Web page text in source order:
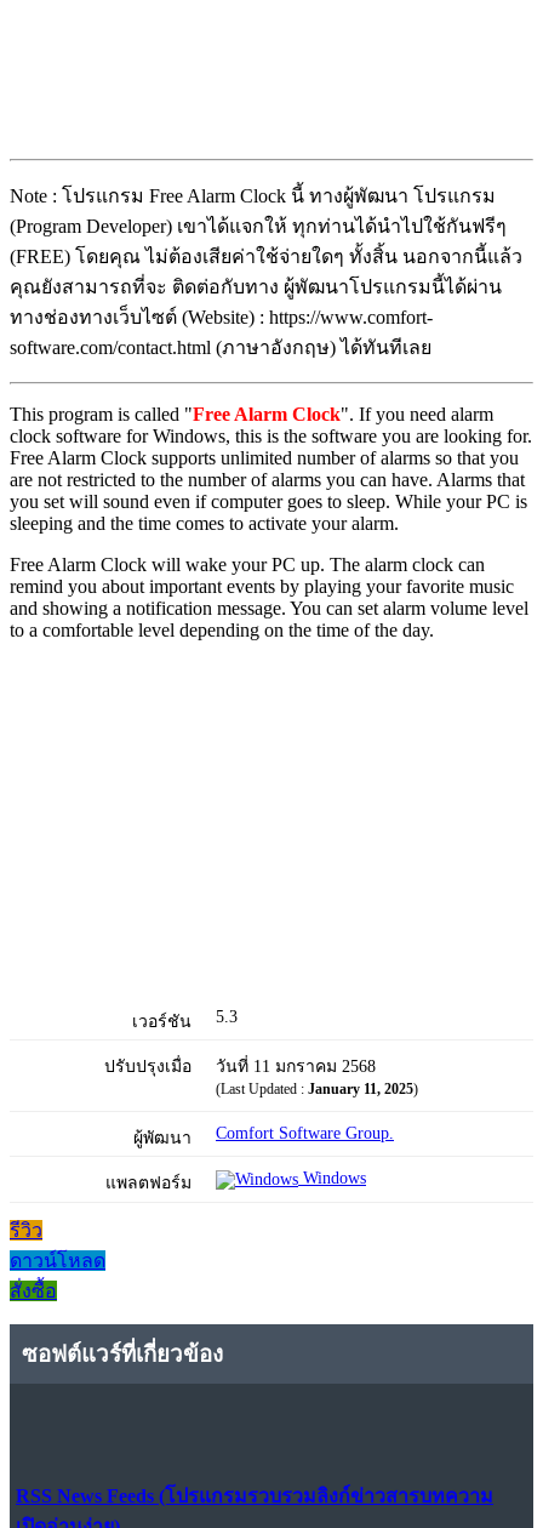
Note : โปรแกรม Free Alarm Clock นี้ ทางผู้พัฒนา โปรแกรม
(Program Developer) เขาได้แจกให้ ทุกท่านได้นำไปใช้กันฟรีๆ
(FREE) โดยคุณ ไม่ต้องเสียค่าใช้จ่ายใดๆ ทั้งสิ้น นอกจากนี้แล้ว
คุณยังสามารถที่จะ ติดต่อกับทาง ผู้พัฒนาโปรแกรมนี้ได้ผ่าน
ทางช่องทางเว็บไซต์ (Website) : https://www.comfort-
software.com/contact.html (ภาษาอังกฤษ) ได้ทันทีเลย
This program is called "Free Alarm Clock". If you need alarm
clock software for Windows, this is the software you are looking for.
Free Alarm Clock supports unlimited number of alarms so that you
are not restricted to the number of alarms you can have. Alarms that
you set will sound even if computer goes to sleep. While your PC is
sleeping and the time comes to activate your alarm.
Free Alarm Clock will wake your PC up. The alarm clock can
remind you about important events by playing your favorite music
and showing a notification message. You can set alarm volume level
to a comfortable level depending on the time of the day.
เวอร์ชัน 5.3
ปรับปรุงเมื่อ วันที่ 11 มกราคม 2568
(Last Updated : January 11, 2025)
ผู้พัฒนา Comfort Software Group.
แพลตฟอร์ม Windows
รีวิว
ดาวน์โหลด
สั่งซื้อ
ซอฟต์แวร์ที่เกี่ยวข้อง
RSS News Feeds (โปรแกรมรวบรวมลิงก์ข่าวสารบทความ